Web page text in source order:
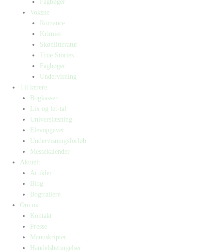
Fagbøger
Voksne
Romance
Krimier
Skønlitteratur
True Stories
Fagbøger
Undervisning
Til lærere
Bogkasser
Lix og let-tal
Universlæsning
Elevopgaver
Undervisningsforløb
Messekalender
Aktuelt
Artikler
Blog
Bogtrailere
Om os
Kontakt
Presse
Manuskripter
Handelsbetingelser